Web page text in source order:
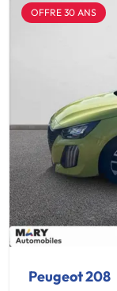
OFFRE 30 ANS
Peugeot 208